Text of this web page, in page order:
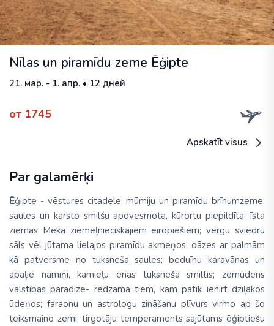
Nīlas un piramīdu zeme Ēģipte
21. мар. - 1. апр. • 12 дней
от 1745
Apskatīt visus
Par galamērķi
Ēģipte - vēstures citadele, mūmiju un piramīdu brīnumzeme;
saules un karsto smilšu apdvesmota, kūrortu piepildīta; īsta
ziemas Meka ziemeļnieciskajiem eiropiešiem; vergu sviedru
sāls vēl jūtama lielajos piramīdu akmeņos; oāzes ar palmām
kā patversme no tuksneša saules; beduīnu karavānas un
apaļie namiņi, kamieļu ēnas tuksneša smiltīs; zemūdens
valstības paradīze- redzama tiem, kam patīk ienirt dziļākos
ūdeņos; faraonu un astrologu zināšanu plīvurs virmo ap šo
teiksmaino zemi; tirgotāju temperaments sajūtams ēģiptiešu